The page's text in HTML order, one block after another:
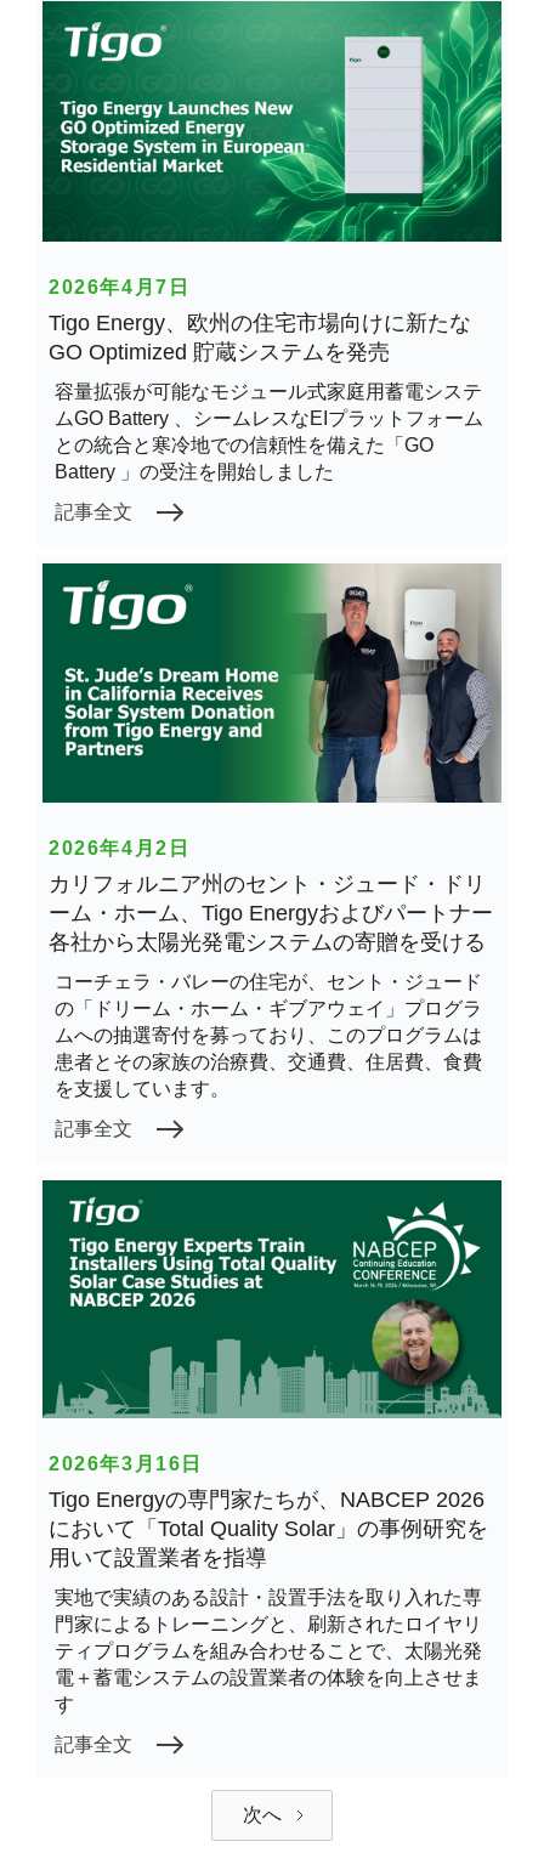
2026年4月7日
Tigo Energy、欧州の住宅市場向けに新たな
GO Optimized 貯蔵システムを発売
容量拡張が可能なモジュール式家庭用蓄電システ
ムGO Battery 、シームレスなEIプラットフォーム
との統合と寒冷地での信頼性を備えた「GO
Battery 」の受注を開始しました
記事全文
2026年4月2日
カリフォルニア州のセント・ジュード・ドリ
ーム・ホーム、Tigo Energyおよびパートナー
各社から太陽光発電システムの寄贈を受ける
コーチェラ・バレーの住宅が、セント・ジュード
の「ドリーム・ホーム・ギブアウェイ」プログラ
ムへの抽選寄付を募っており、このプログラムは
患者とその家族の治療費、交通費、住居費、食費
を支援しています。
記事全文
2026年3月16日
Tigo Energyの専門家たちが、NABCEP 2026
において「Total Quality Solar」の事例研究を
用いて設置業者を指導
実地で実績のある設計・設置手法を取り入れた専
門家によるトレーニングと、刷新されたロイヤリ
ティプログラムを組み合わせることで、太陽光発
電＋蓄電システムの設置業者の体験を向上させま
す
記事全文
次へ